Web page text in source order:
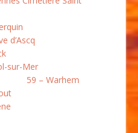
d’Ascq
sur-Mer
59 – Warhem